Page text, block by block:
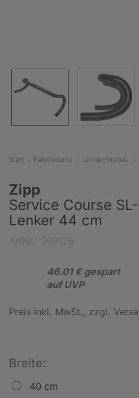
Start Fahrradteile Lenker/Vorbau
Zipp
Service Course
Lenker 44 cm
46.01 € gespart
auf UVP
Preis inkl. MwSt., zzgl.
Breite:
40 cm